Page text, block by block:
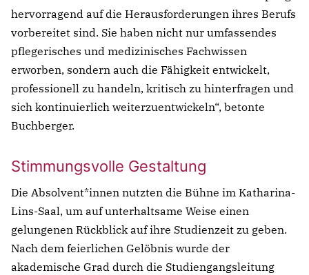
hervorragend auf die Herausforderungen ihres Berufs
vorbereitet sind. Sie haben nicht nur umfassendes
pflegerisches und medizinisches Fachwissen
erworben, sondern auch die Fähigkeit entwickelt,
professionell zu handeln, kritisch zu hinterfragen und
sich kontinuierlich weiterzuentwickeln“, betonte
Buchberger.
Stimmungsvolle Gestaltung
Die Absolvent*innen nutzten die Bühne im Katharina-
Lins-Saal, um auf unterhaltsame Weise einen
gelungenen Rückblick auf ihre Studienzeit zu geben.
Nach dem feierlichen Gelöbnis wurde der
akademische Grad durch die Studiengangsleitung
Lorem ipsum dolor sit amet, consectetur
adipisicing elit, sed do eiusmod tempor
incididunt ut labore et dolore magna aliqua. Ut
enim ad minim veniam, quis nostrud
laboris nisi ut aliquip ex ea commodo consequat.
Lorem ipsum dolor sit amet, consectetur
adipisicing elit, sed do eiusmod tempor incididunt
ut labore et dolore magna aliqua. Ut enim ad
minim veniam, quis nostrud exercitation ullamco
Lorem ipsum dolor sit amet
Lorem ipsum dolor sit amet, consectetur
adipisicing elit, sed do eiusmod tempor incididunt
ut labore et dolore magna aliqua. Ut enim ad
minim veniam, quis nostrud exercitation ullamco
laboris nisi ut aliquip ex ea commodo consequat.